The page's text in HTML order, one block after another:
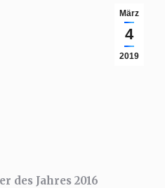
März
4
2019
des Jahres 2016